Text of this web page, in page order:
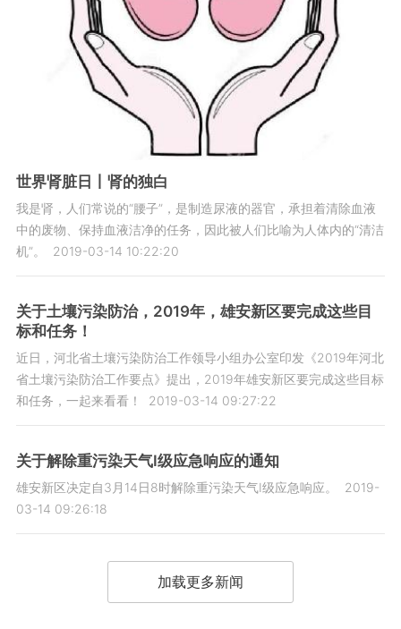
世界肾脏日丨肾的独白
我是肾，人们常说的“腰子”，是制造尿液的器官，承担着清除血液
中的废物、保持血液洁净的任务，因此被人们比喻为人体内的“清洁
机”。
2019-03-14 10:22:20
关于土壤污染防治，2019年，雄安新区要完成这些目
标和任务！
近日，河北省土壤污染防治工作领导小组办公室印发《2019年河北
省土壤污染防治工作要点》提出，2019年雄安新区要完成这些目标
和任务，一起来看看！
2019-03-14 09:27:22
关于解除重污染天气Ⅰ级应急响应的通知
雄安新区决定自3月14日8时解除重污染天气Ⅰ级应急响应。
2019-
03-14 09:26:18
加载更多新闻